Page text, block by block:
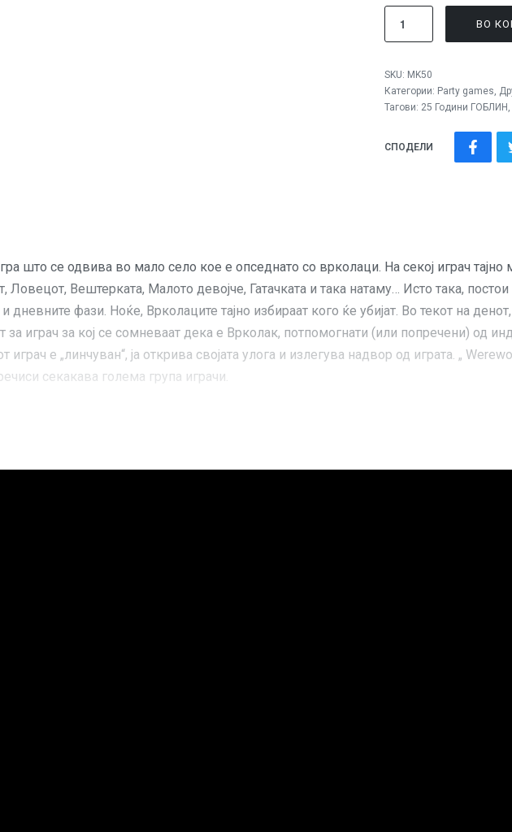
ВО
SKU: MK50
Категории: Party games,
Тагови: 25 Години ГОБЛИН,
СПОДЕЛИ
што се одвива во мало село кое е опседнато со врколаци. На секој играч
Вештерката, Малото девојче, Гатачката и така натаму… Исто така, постои
фази. Ноќе, Врколаците тајно избираат кого ќе убијат. Во текот на
за играч за кој се сомневаат дека е Врколак, потпомогнати (или попречени) од
е „линчуван“, ја открива својата улога и излегува надвор од играта. „
секакава голема група играчи.